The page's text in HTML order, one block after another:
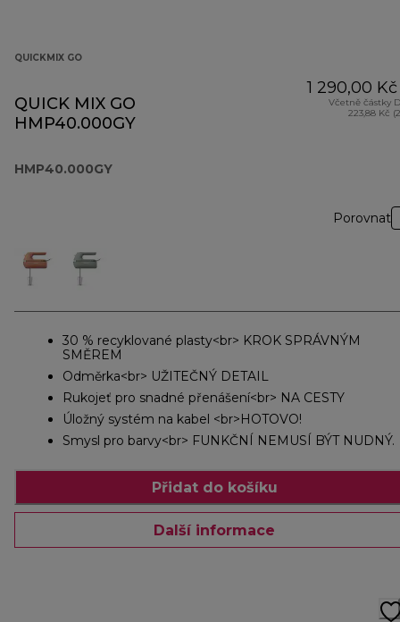
QUICKMIX GO
QUICK MIX GO
HMP40.000GY
HMP40.000GY
1 290,00 Kč
Včetně částky
223,88 Kč
Porovnat
30 % recyklované plasty<br> KROK SPRÁVNÝM
SMĚREM
Odměrka<br> UŽITEČNÝ DETAIL
Rukojeť pro snadné přenášení<br> NA CESTY
Úložný systém na kabel <br>HOTOVO!
Smysl pro barvy<br> FUNKČNÍ NEMUSÍ BÝT NUDNÝ.
Přidat do košíku
Další informace